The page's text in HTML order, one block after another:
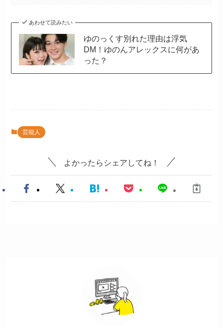
あわせて読みたい
ゆのっくす別れた理由は浮気
DM！ゆのんアレックスに何があ
った？
芸能人
よかったらシェアしてね！